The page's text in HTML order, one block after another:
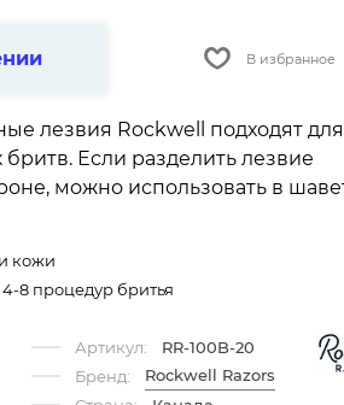
В избранное
лезвия Rockwell подходят
Если разделить лезвие
можно использовать в
кожи
8 процедур бритья
Артикул:
RR-100B-20
Бренд:
Rockwell Razors